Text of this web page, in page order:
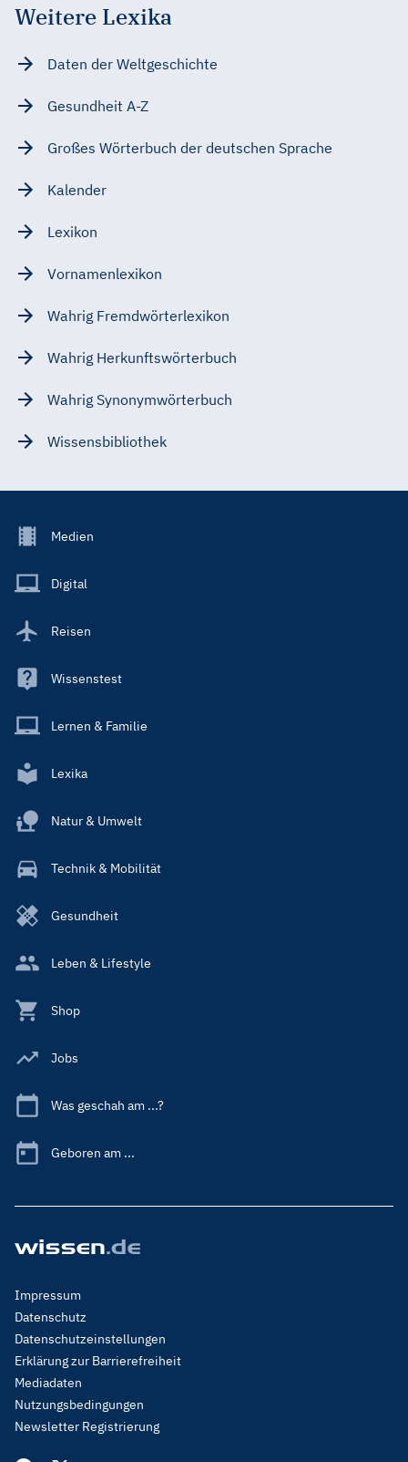
Weitere Lexika
Daten der Weltgeschichte
Gesundheit A-Z
Großes Wörterbuch der deutschen Sprache
Kalender
Lexikon
Vornamenlexikon
Wahrig Fremdwörterlexikon
Wahrig Herkunftswörterbuch
Wahrig Synonymwörterbuch
Wissensbibliothek
Footer
Main
Medien
Digital
Reisen
Wissenstest
Lernen & Familie
Lexika
Natur & Umwelt
Technik & Mobilität
Gesundheit
Leben & Lifestyle
Shop
Jobs
Was geschah am ...?
Geboren am ...
Footer
Menu
Legal
Impressum
Datenschutz
Datenschutzeinstellungen
Erklärung zur Barrierefreiheit
Mediadaten
Nutzungsbedingungen
Newsletter Registrierung